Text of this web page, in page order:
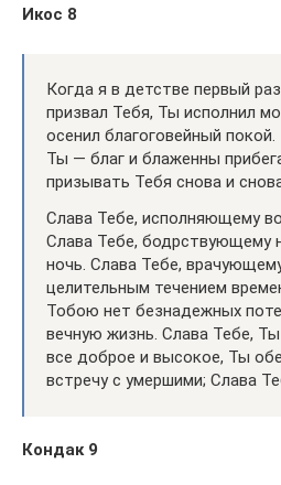
Икос 8
Когда я в детстве первый
призвал Тебя, Ты исполнил
осенил благоговейный
Ты — благ и блаженны
призывать Тебя снова и
Слава Тебе, исполняющему
Слава Тебе, бодрствующему
ночь. Слава Тебе,
целительным течением
Тобою нет безнадежных
вечную жизнь. Слава Тебе,
все доброе и высокое, Ты
встречу с умершими; Слава
Кондак 9